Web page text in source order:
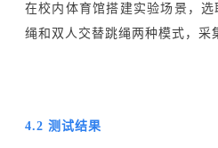
在校内体育馆搭建实验场景，
绳和双人交替跳绳两种模式，采
4.2 测试结果